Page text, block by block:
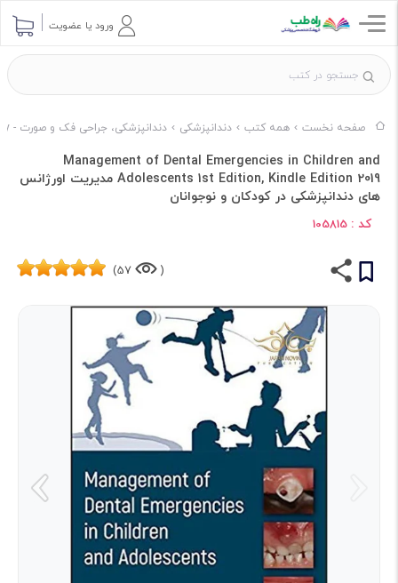
ورود یا عضویت
صفحه نخست همه کتب دندانپزشکی دندانپزشکی، جراحی فک و صورت - Dentistry & Maxillofacial Surgery
Management of Dental Emergencies in Children and
Adolescents 1st Edition, Kindle Edition 2019 مدیریت اورژانس
های دندانپزشکی در کودکان و نوجوانان
کد : 105815
(
57)